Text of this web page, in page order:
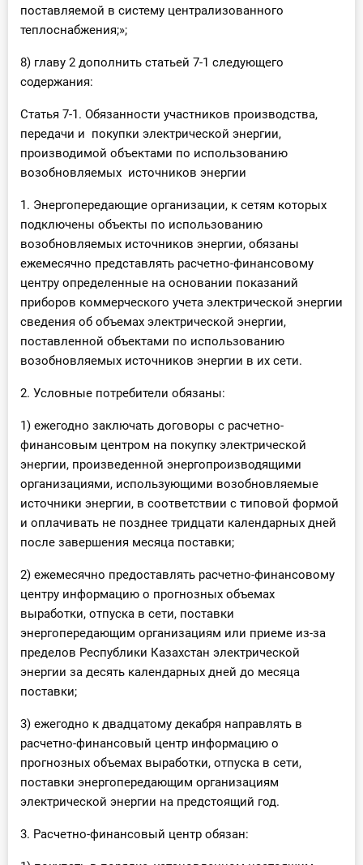
поставляемой в систему централизованного
теплоснабжения;»;
8) главу 2 дополнить статьей 7-1 следующего
содержания:
Статья 7-1. Обязанности участников производства,
передачи и покупки электрической энергии,
производимой объектами по использованию
возобновляемых источников энергии
1. Энергопередающие организации, к сетям которых
подключены объекты по использованию
возобновляемых источников энергии, обязаны
ежемесячно представлять расчетно-финансовому
центру определенные на основании показаний
приборов коммерческого учета электрической энергии
сведения об объемах электрической энергии,
поставленной объектами по использованию
возобновляемых источников энергии в их сети.
2. Условные потребители обязаны:
1) ежегодно заключать договоры с расчетно-
финансовым центром на покупку электрической
энергии, произведенной энергопроизводящими
организациями, использующими возобновляемые
источники энергии, в соответствии с типовой формой
и оплачивать не позднее тридцати календарных дней
после завершения месяца поставки;
2) ежемесячно предоставлять расчетно-финансовому
центру информацию о прогнозных объемах
выработки, отпуска в сети, поставки
энергопередающим организациям или приеме из-за
пределов Республики Казахстан электрической
энергии за десять календарных дней до месяца
поставки;
3) ежегодно к двадцатому декабря направлять в
расчетно-финансовый центр информацию о
прогнозных объемах выработки, отпуска в сети,
поставки энергопередающим организациям
электрической энергии на предстоящий год.
3. Расчетно-финансовый центр обязан: